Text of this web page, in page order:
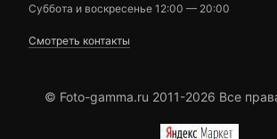
Суббота и воскресенье 12:00 — 20:00
Смотреть контакты
© Foto-gamma.ru 2011-2026 Все